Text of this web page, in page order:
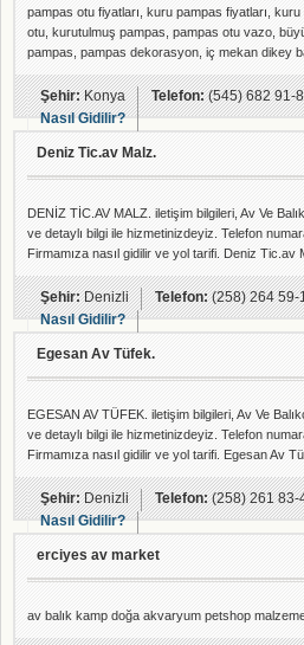
pampas otu fiyatları, kuru pampas fiyatları,
otu, kurutulmuş pampas, pampas otu vazo,
pampas, pampas dekorasyon, iç mekan dikey
sistemleri, yapay duvar kaplama, yosun duvar,
peyzaj, yapay dikey bahçe fiyatları, dikey
bahçe bitkileri, uygun fiyatlı yosun duvar
Şehir:Konya Telefon:(545) 682 91-
Nasıl Gidilir?
Deniz Tic.av Malz.
DENİZ TİC.AV MALZ. iletişim bilgileri, Av Ve
ve detaylı bilgi ile hizmetinizdeyiz. Telefon
Firmamıza nasıl gidilir ve yol tarifi. Deniz Tic.av
Şehir:Denizli Telefon:(258) 264 59-
Nasıl Gidilir?
Egesan Av Tüfek.
EGESAN AV TÜFEK. iletişim bilgileri, Av Ve
ve detaylı bilgi ile hizmetinizdeyiz. Telefon
Firmamıza nasıl gidilir ve yol tarifi. Egesan Av
Şehir:Denizli Telefon:(258) 261 83-
Nasıl Gidilir?
erciyes av market
av balık kamp doğa akvaryum petshop